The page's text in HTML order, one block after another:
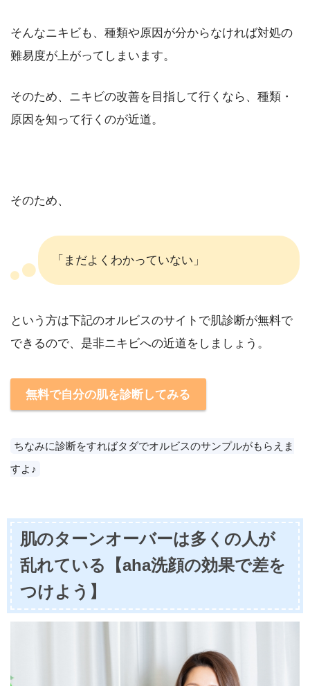
そんなニキビも、種類や原因が分からなければ対処の
難易度が上がってしまいます。
そのため、ニキビの改善を目指して行くなら、種類・
原因を知って行くのが近道。
そのため、
「まだよくわかっていない」
という方は下記のオルビスのサイトで肌診断が無料で
できるので、是非ニキビへの近道をしましょう。
無料で自分の肌を診断してみる
ちなみに診断をすればタダでオルビスのサンプルがもらえま
すよ♪
肌のターンオーバーは多くの人が
乱れている【aha洗顔の効果で差を
つけよう】